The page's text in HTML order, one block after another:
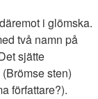
i glömska.
två namn på
sjätte
sten)
författare?).